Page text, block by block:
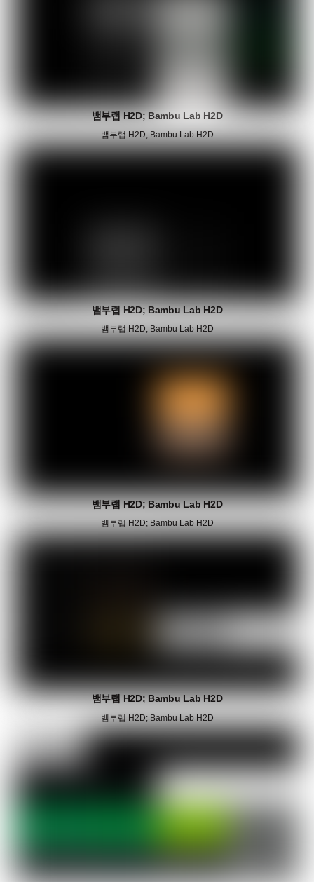
뱀부랩 H2D; Bambu Lab H2D
뱀부랩 H2D; Bambu Lab H2D
뱀부랩 H2D; Bambu Lab H2D
뱀부랩 H2D; Bambu Lab H2D
뱀부랩 H2D; Bambu Lab H2D
뱀부랩 H2D; Bambu Lab H2D
뱀부랩 H2D; Bambu Lab H2D
뱀부랩 H2D; Bambu Lab H2D